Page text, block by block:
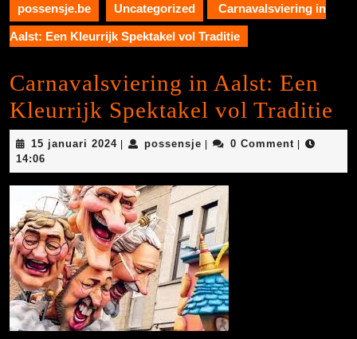
possensje.be Uncategorized Carnavalsviering in
Aalst: Een Kleurrijk Spektakel vol Traditie
Carnavalsviering in Aalst: Een
Kleurrijk Spektakel vol Traditie
15 januari 202415
2024
possensje possensje0 Comment
14:06